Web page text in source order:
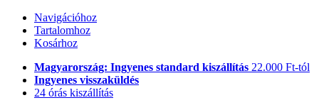
Navigációhoz
Tartalomhoz
Kosárhoz
Magyarország: Ingyenes standard kiszállítás 22.000 Ft-tól
Ingyenes visszaküldés
24 órás kiszállítás